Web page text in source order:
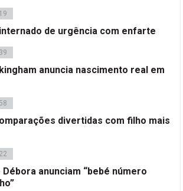
de urgência com enfarte
anuncia nascimento real em
divertidas com filho mais
Débora anunciam “bebé número